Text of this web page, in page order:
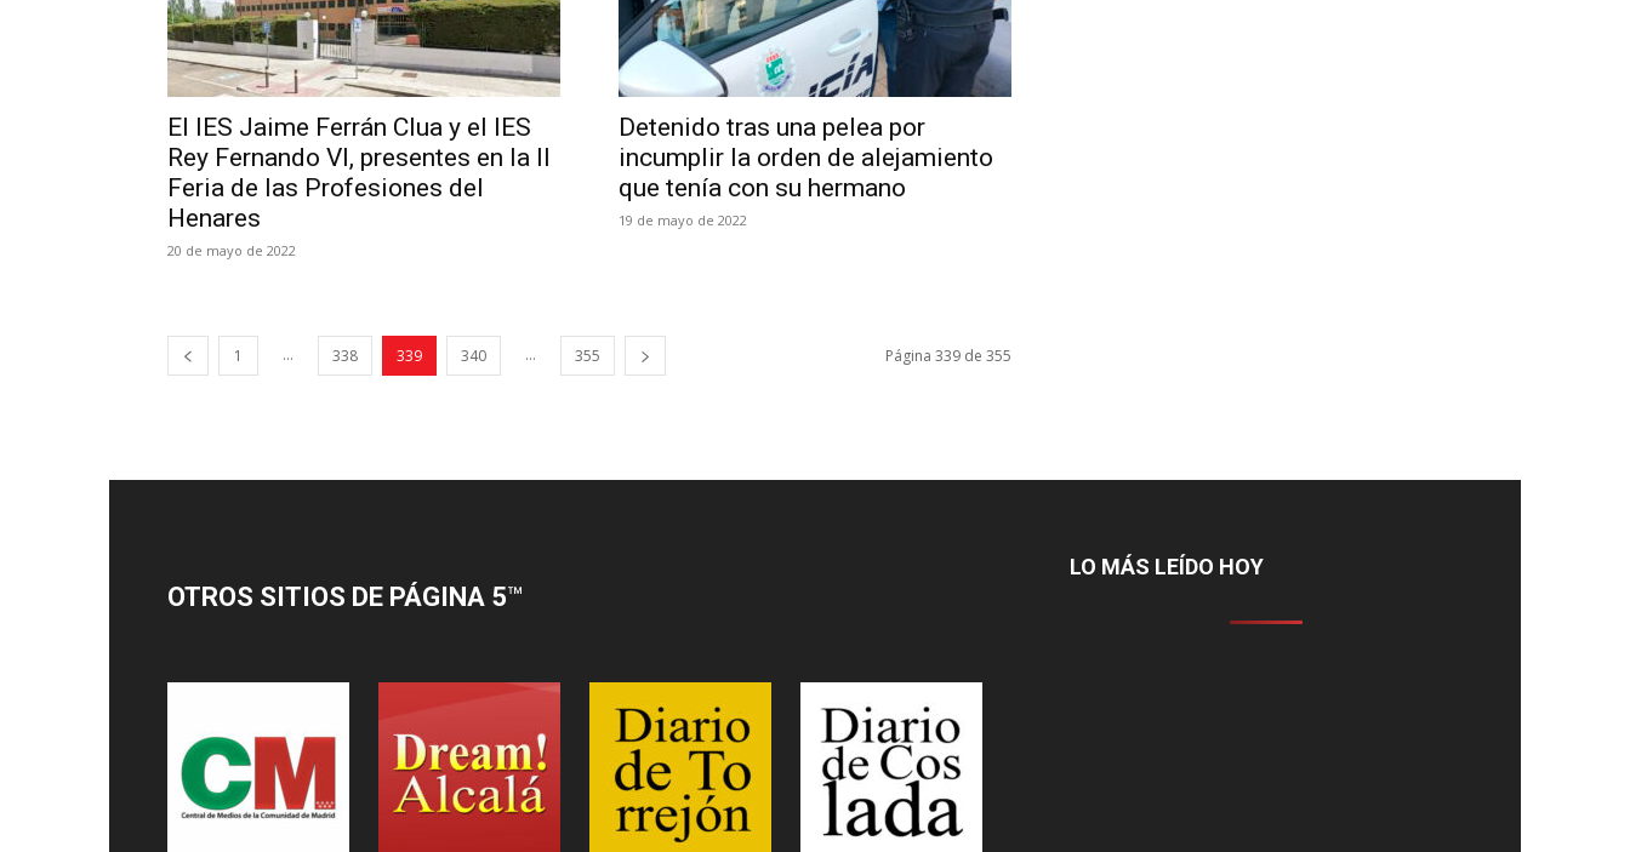
El IES Jaime Ferrán Clua y el IES
Rey Fernando VI, presentes en la II
Feria de las Profesiones del
Henares
20 de mayo de 2022
Detenido tras una pelea por
incumplir la orden de alejamiento
que tenía con su hermano
19 de mayo de 2022
1 ... 338 339 340 ... 355 Página 339 de 355
OTROS SITIOS DE PÁGINA 5™
LO MÁS LEÍDO HOY